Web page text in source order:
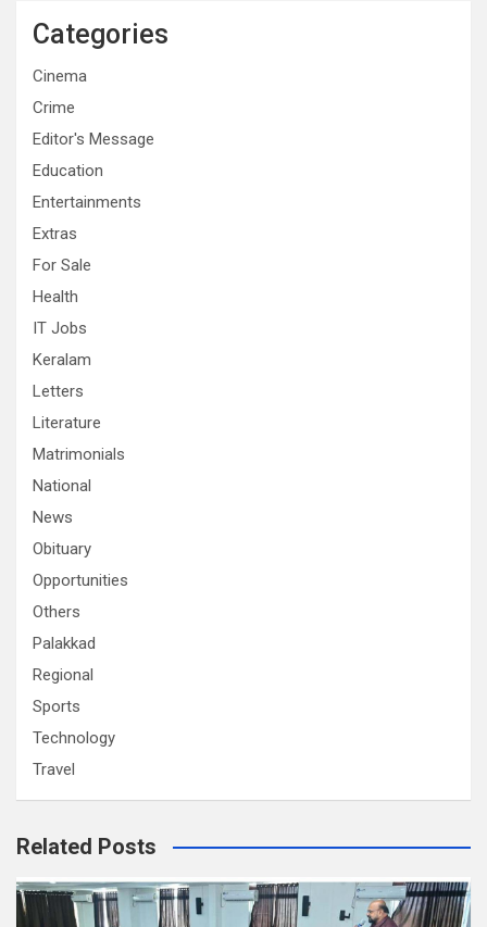
Categories
Cinema
Crime
Editor's Message
Education
Entertainments
Extras
For Sale
Health
IT Jobs
Keralam
Letters
Literature
Matrimonials
National
News
Obituary
Opportunities
Others
Palakkad
Regional
Sports
Technology
Travel
Related Posts